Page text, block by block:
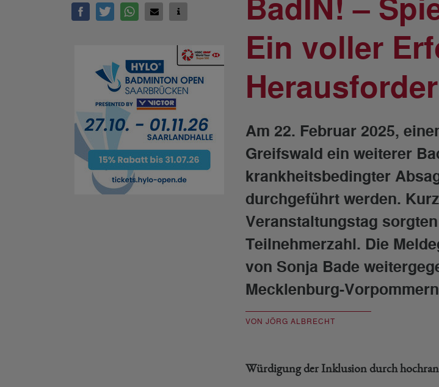
BadIN! –
Ein voller
Am 22. Februar 2025,
Greifswald ein weiterer
krankheitsbedingter
durchgeführt werden.
Veranstaltungstag
Teilnehmerzahl. Die
von Sonja Bade
Mecklenburg-
VON JÖRG ALBRECHT
Würdigung der Inklusion durch